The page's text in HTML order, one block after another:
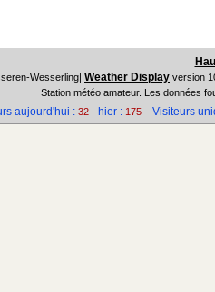
Wesserling| Weather Display version
Station météo amateur. Les données
aujourd'hui : 32 - hier : 175 Visiteurs